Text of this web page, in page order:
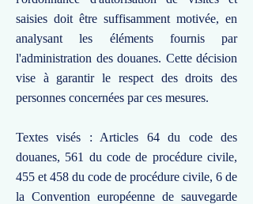
saisies doit être suffisamment motivée, en
analysant les éléments fournis par
l'administration des douanes. Cette décision
vise à garantir le respect des droits des
personnes concernées par ces mesures.
Textes visés : Articles 64 du code des
douanes, 561 du code de procédure civile,
455 et 458 du code de procédure civile, 6 de
la Convention européenne de sauvegarde